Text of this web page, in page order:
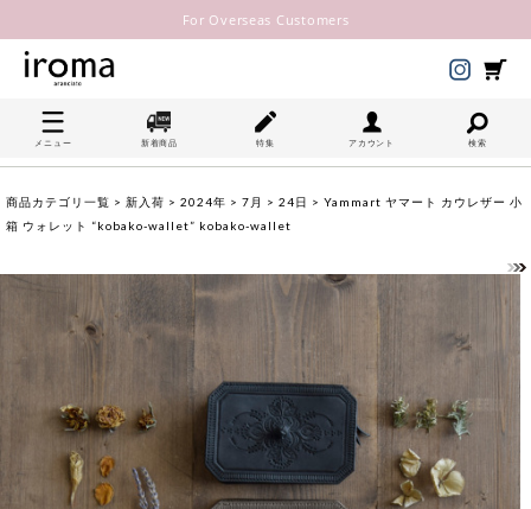
For Overseas Customers
メニュー 新着商品 特集 アカウント 検索
商品カテゴリ一覧 > 新入荷 > 2024年 > 7月 > 24日 > Yammart ヤマート カウレザー 小
箱 ウォレット “kobako-wallet” kobako-wallet